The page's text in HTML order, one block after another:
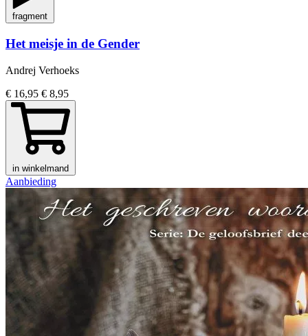
fragment
Het meisje in de Gender
Andrej Verhoeks
€ 16,95 € 8,95
in winkelmand
Aanbieding